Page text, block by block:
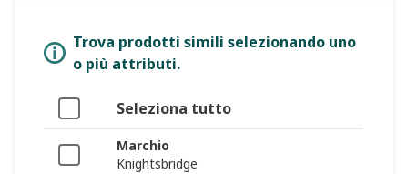
Trova prodotti simili selezionando uno
o più attributi.
Seleziona tutto
Marchio
Knightsbridge